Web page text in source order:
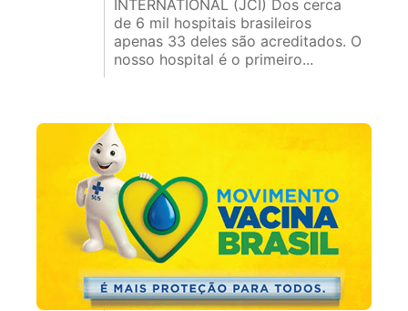
INTERNATIONAL (JCI) Dos cerca
de 6 mil hospitais brasileiros
apenas 33 deles são acreditados. O
nosso hospital é o primeiro...